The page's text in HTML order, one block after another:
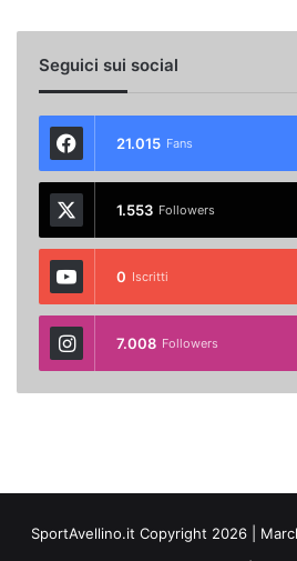
Seguici sui social
21.015 Fans
1.553 Followers
0 Iscritti
7.008 Followers
SportAvellino.it Copyright 2026 |